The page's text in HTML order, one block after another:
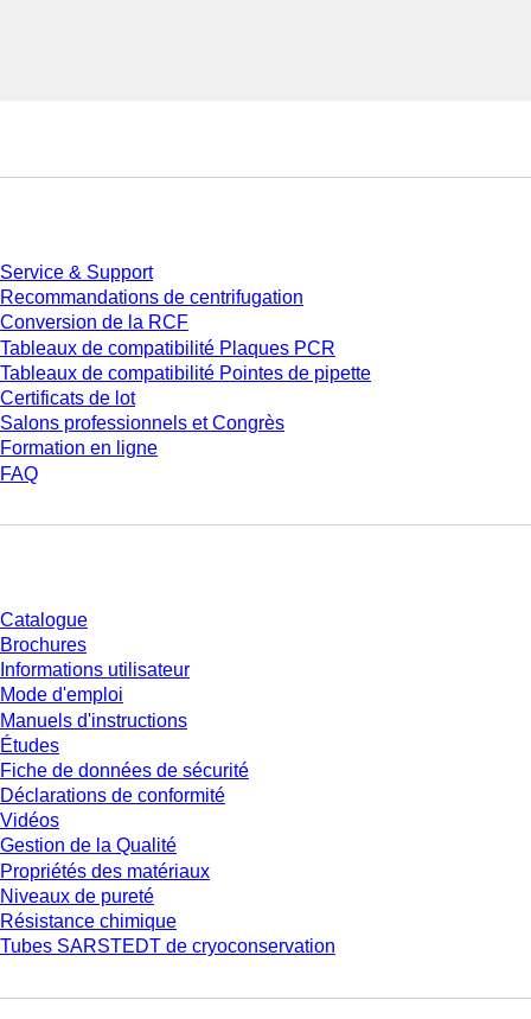
Service & Support
Recommandations de centrifugation
Conversion de la RCF
Tableaux de compatibilité Plaques PCR
Tableaux de compatibilité Pointes de pipette
Certificats de lot
Salons professionnels et Congrès
Formation en ligne
FAQ
Catalogue
Brochures
Informations utilisateur
Mode d'emploi
Manuels d'instructions
Études
Fiche de données de sécurité
Déclarations de conformité
Vidéos
Gestion de la Qualité
Propriétés des matériaux
Niveaux de pureté
Résistance chimique
Tubes SARSTEDT de cryoconservation